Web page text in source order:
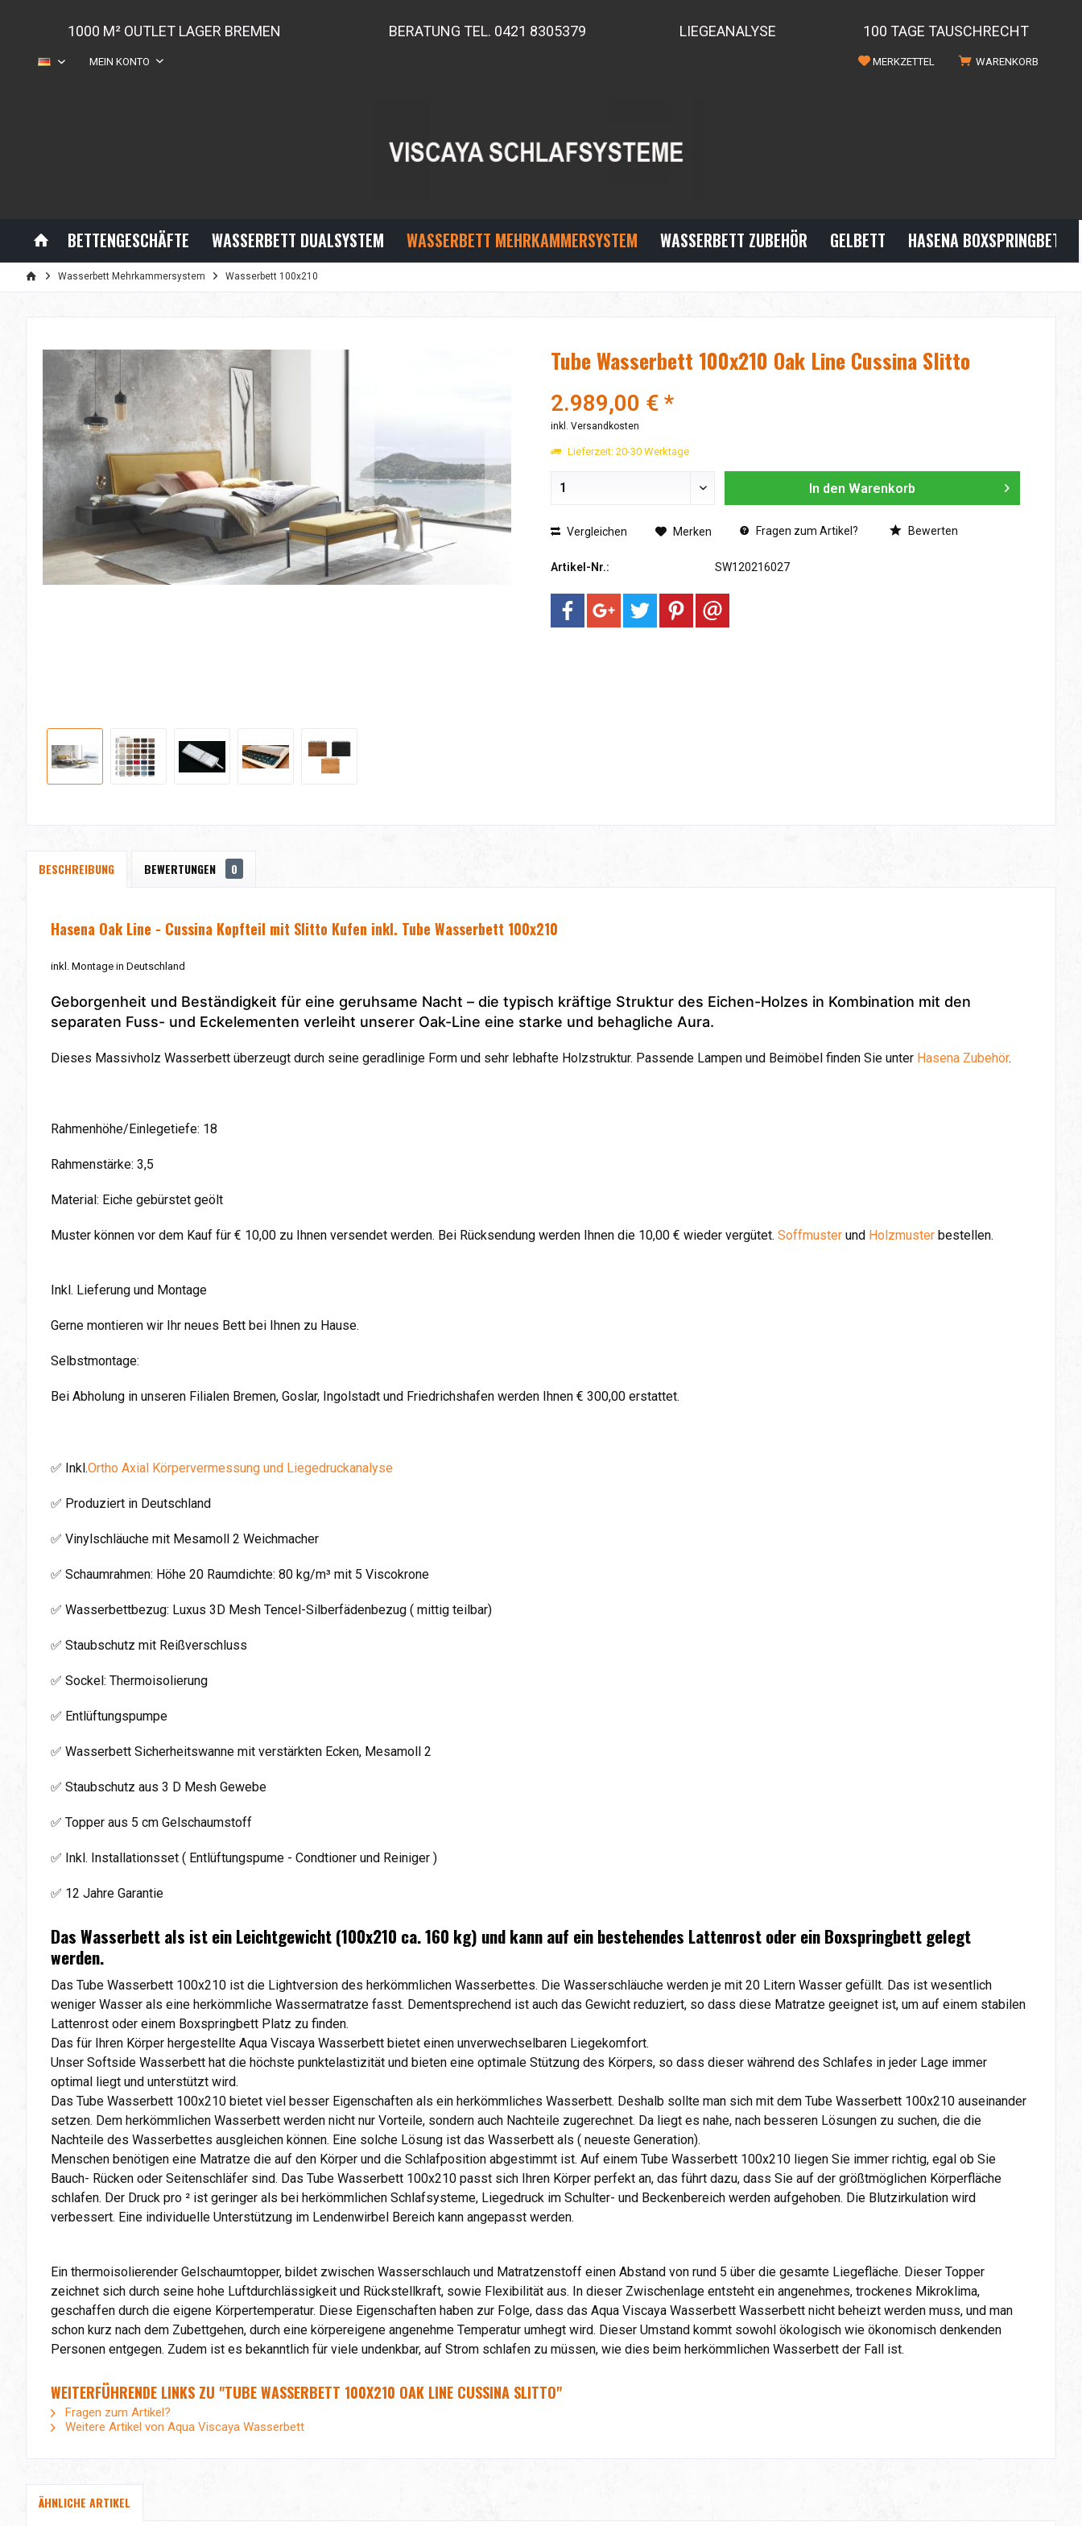
1000 M² OUTLET LAGER BREMEN BERATUNG TEL. 0421 8305379 LIEGEANALYSE 100 TAGE TAUSCHRECHT
WARENKORB
MERKZETTEL
MEIN KONTO
BETTENGESCHÄFTE WASSERBETT DUALSYSTEM WASSERBETT MEHRKAMMERSYSTEM WASSERBETT ZUBEHÖR GELBETT HASENA
Wasserbett Mehrkammersystem Wasserbett 100x210
Tube Wasserbett 100x210 Oak Line Cussina Slitto
2.989,00 € *
inkl. Versandkosten
Lieferzeit: 20-30 Werktage
In den Warenkorb
Vergleichen Merken Fragen zum Artikel? Bewerten
Artikel-Nr.: SW120216027
BESCHREIBUNG BEWERTUNGEN 0
Hasena Oak Line - Cussina Kopfteil mit Slitto Kufen inkl. Tube Wasserbett 100x210
inkl. Montage in Deutschland
Geborgenheit und Beständigkeit für eine geruhsame Nacht – die typisch kräftige Struktur des Eichen-Holzes in Kombination mit den
separaten Fuss- und Eckelementen verleiht unserer Oak-Line eine starke und behagliche Aura.
Dieses Massivholz Wasserbett überzeugt durch seine geradlinige Form und sehr lebhafte Holzstruktur. Passende Lampen und Beimöbel finden Sie unter Hasena Zubehör.
Rahmenhöhe/Einlegetiefe: 18
Rahmenstärke: 3,5
Material: Eiche gebürstet geölt
Muster können vor dem Kauf für € 10,00 zu Ihnen versendet werden. Bei Rücksendung werden Ihnen die 10,00 € wieder vergütet. Soffmuster und Holzmuster bestellen.
Inkl. Lieferung und Montage
Gerne montieren wir Ihr neues Bett bei Ihnen zu Hause.
Selbstmontage:
Bei Abholung in unseren Filialen Bremen, Goslar, Ingolstadt und Friedrichshafen werden Ihnen € 300,00 erstattet.
✅ Inkl.Ortho Axial Körpervermessung und Liegedruckanalyse
✅ Produziert in Deutschland
✅ Vinylschläuche mit Mesamoll 2 Weichmacher
✅ Schaumrahmen: Höhe 20 Raumdichte: 80 kg/m³ mit 5 Viscokrone
✅ Wasserbettbezug: Luxus 3D Mesh Tencel-Silberfädenbezug ( mittig teilbar)
✅ Staubschutz mit Reißverschluss
✅ Sockel: Thermoisolierung
✅ Entlüftungspumpe
✅ Wasserbett Sicherheitswanne mit verstärkten Ecken, Mesamoll 2
✅ Staubschutz aus 3 D Mesh Gewebe
✅ Topper aus 5 cm Gelschaumstoff
✅ Inkl. Installationsset ( Entlüftungspume - Condtioner und Reiniger )
✅ 12 Jahre Garantie
Das Wasserbett als ist ein Leichtgewicht (100x210 ca. 160 kg) und kann auf ein bestehendes Lattenrost oder ein Boxspringbett gelegt
werden.
Das Tube Wasserbett 100x210 ist die Lightversion des herkömmlichen Wasserbettes. Die Wasserschläuche werden je mit 20 Litern Wasser gefüllt. Das ist wesentlich
weniger Wasser als eine herkömmliche Wassermatratze fasst. Dementsprechend ist auch das Gewicht reduziert, so dass diese Matratze geeignet ist, um auf einem stabilen
Lattenrost oder einem Boxspringbett Platz zu finden.
Das für Ihren Körper hergestellte Aqua Viscaya Wasserbett bietet einen unverwechselbaren Liegekomfort.
Unser Softside Wasserbett hat die höchste punktelastizität und bieten eine optimale Stützung des Körpers, so dass dieser während des Schlafes in jeder Lage immer
optimal liegt und unterstützt wird.
Das Tube Wasserbett 100x210 bietet viel besser Eigenschaften als ein herkömmliches Wasserbett. Deshalb sollte man sich mit dem Tube Wasserbett 100x210 auseinander
setzen. Dem herkömmlichen Wasserbett werden nicht nur Vorteile, sondern auch Nachteile zugerechnet. Da liegt es nahe, nach besseren Lösungen zu suchen, die die
Nachteile des Wasserbettes ausgleichen können. Eine solche Lösung ist das Wasserbett als ( neueste Generation).
Menschen benötigen eine Matratze die auf den Körper und die Schlafposition abgestimmt ist. Auf einem Tube Wasserbett 100x210 liegen Sie immer richtig, egal ob Sie
Bauch- Rücken oder Seitenschläfer sind. Das Tube Wasserbett 100x210 passt sich Ihren Körper perfekt an, das führt dazu, dass Sie auf der größtmöglichen Körperfläche
schlafen. Der Druck pro ² ist geringer als bei herkömmlichen Schlafsysteme, Liegedruck im Schulter- und Beckenbereich werden aufgehoben. Die Blutzirkulation wird
verbessert. Eine individuelle Unterstützung im Lendenwirbel Bereich kann angepasst werden.
Ein thermoisolierender Gelschaumtopper, bildet zwischen Wasserschlauch und Matratzenstoff einen Abstand von rund 5 über die gesamte Liegefläche. Dieser Topper
zeichnet sich durch seine hohe Luftdurchlässigkeit und Rückstellkraft, sowie Flexibilität aus. In dieser Zwischenlage entsteht ein angenehmes, trockenes Mikroklima,
geschaffen durch die eigene Körpertemperatur. Diese Eigenschaften haben zur Folge, dass das Aqua Viscaya Wasserbett Wasserbett nicht beheizt werden muss, und man
schon kurz nach dem Zubettgehen, durch eine körpereigene angenehme Temperatur umhegt wird. Dieser Umstand kommt sowohl ökologisch wie ökonomisch denkenden
Personen entgegen. Zudem ist es bekanntlich für viele undenkbar, auf Strom schlafen zu müssen, wie dies beim herkömmlichen Wasserbett der Fall ist.
WEITERFÜHRENDE LINKS ZU "TUBE WASSERBETT 100X210 OAK LINE CUSSINA SLITTO"
Fragen zum Artikel?
Weitere Artikel von Aqua Viscaya Wasserbett
ÄHNLICHE ARTIKEL